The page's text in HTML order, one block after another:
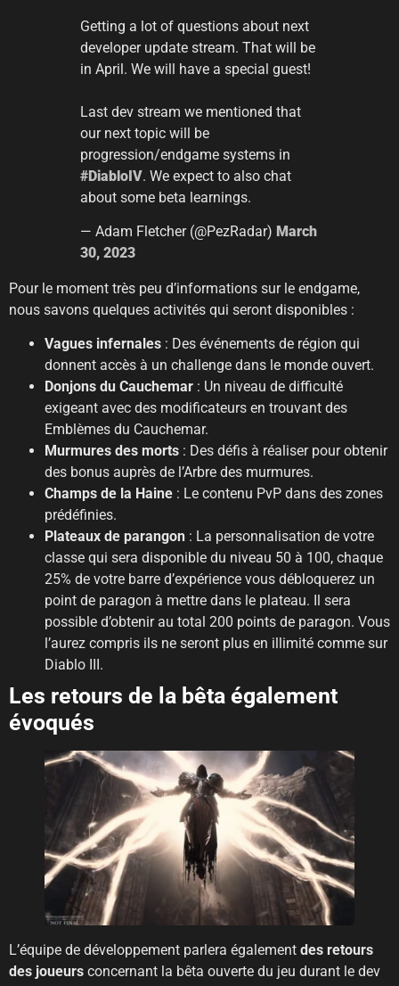
Getting a lot of questions about next
developer update stream. That will be
in April. We will have a special guest!
Last dev stream we mentioned that
our next topic will be
progression/endgame systems in
#DiabloIV. We expect to also chat
about some beta learnings.
— Adam Fletcher (@PezRadar) March
30, 2023
Pour le moment très peu d’informations sur le endgame,
nous savons quelques activités qui seront disponibles :
Vagues infernales : Des événements de région qui
donnent accès à un challenge dans le monde ouvert.
Donjons du Cauchemar : Un niveau de difficulté
exigeant avec des modificateurs en trouvant des
Emblèmes du Cauchemar.
Murmures des morts : Des défis à réaliser pour obtenir
des bonus auprès de l’Arbre des murmures.
Champs de la Haine : Le contenu PvP dans des zones
prédéfinies.
Plateaux de parangon : La personnalisation de votre
classe qui sera disponible du niveau 50 à 100, chaque
25% de votre barre d’expérience vous débloquerez un
point de paragon à mettre dans le plateau. Il sera
possible d’obtenir au total 200 points de paragon. Vous
l’aurez compris ils ne seront plus en illimité comme sur
Diablo III.
Les retours de la bêta également
évoqués
L’équipe de développement parlera également des retours
des joueurs concernant la bêta ouverte du jeu durant le dev